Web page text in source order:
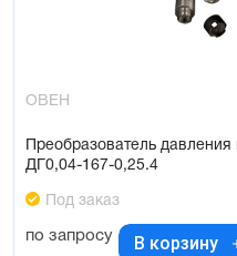
ОВЕН
Преобразователь
ДГ0,04-167-0,25.4
Под заказ
по запросу В корзину